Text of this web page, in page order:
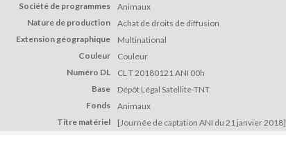
Société de programmes
Animaux
Nature de production
Achat de droits de diffusion
Extension géographique
Multinational
Couleur
Couleur
Numéro DL
CL T 20180121 ANI 00h
Base
Dépôt Légal Satellite-TNT
Fonds
Animaux
Titre matériel
[Journée de captation ANI du 21 janvier 2018]